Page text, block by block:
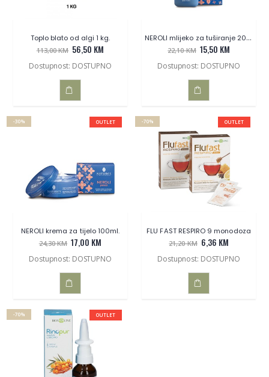
Toplo blato od algi 1 kg.
113,00 KM 56,50 KM
Dostupnost: DOSTUPNO
NEROLI mlijeko za tuširanje 200ml.
22,10 KM 15,50 KM
Dostupnost: DOSTUPNO
KOŠARICU
NEROLI krema za tijelo 100ml.
24,30 KM 17,00 KM
-30% OUTLET
Dostupnost: DOSTUPNO
U
KOŠARICU
FLU FAST RESPIRO 9 monodoza
21,20 KM 6,36 KM
-70% OUTLET
Dostupnost: DOSTUPNO
-70% OUTLET